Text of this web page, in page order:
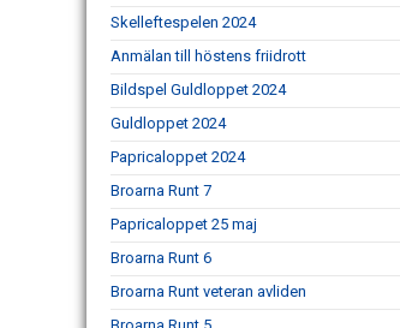
Skelleftespelen 2024
Anmälan till höstens friidrott
Bildspel Guldloppet 2024
Guldloppet 2024
Papricaloppet 2024
Broarna Runt 7
Papricaloppet 25 maj
Broarna Runt 6
Broarna Runt veteran avliden